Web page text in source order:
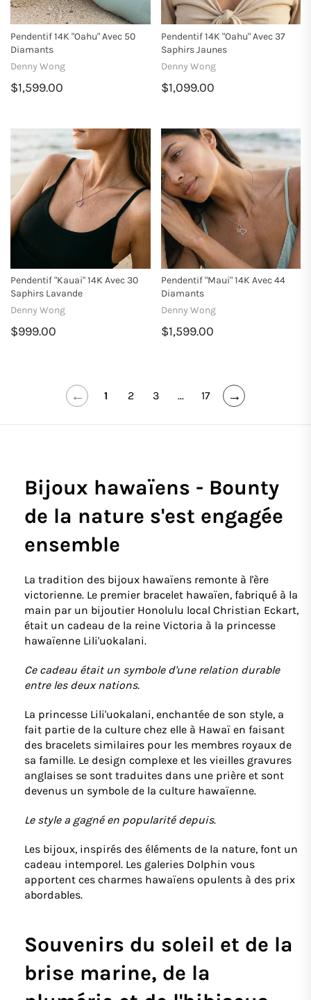
Pendentif 14K "Oahu" Avec 50
Diamants
Denny Wong
$1,599.00
Pendentif 14K "Oahu" Avec 37
Saphirs Jaunes
Denny Wong
$1,099.00
Pendentif "kauai" 14K Avec 30
Saphirs Lavande
Denny Wong
$999.00
Pendentif "Maui" 14K Avec 44
Diamants
Denny Wong
$1,599.00
← 1 2 3 ... 17 →
Bijoux hawaïens - Bounty
de la nature s'est engagée
ensemble
La tradition des bijoux hawaïens remonte à l'ère
victorienne. Le premier bracelet hawaïen, fabriqué à la
main par un bijoutier Honolulu local Christian Eckart,
était un cadeau de la reine Victoria à la princesse
hawaïenne Lili'uokalani.
Ce cadeau était un symbole d'une relation durable
entre les deux nations.
La princesse Lili'uokalani, enchantée de son style, a
fait partie de la culture chez elle à Hawaï en faisant
des bracelets similaires pour les membres royaux de
sa famille. Le design complexe et les vieilles gravures
anglaises se sont traduites dans une prière et sont
devenus un symbole de la culture hawaïenne.
Le style a gagné en popularité depuis.
Les bijoux, inspirés des éléments de la nature, font un
cadeau intemporel. Les galeries Dolphin vous
apportent ces charmes hawaïens opulents à des prix
abordables.
Souvenirs du soleil et de la
brise marine, de la